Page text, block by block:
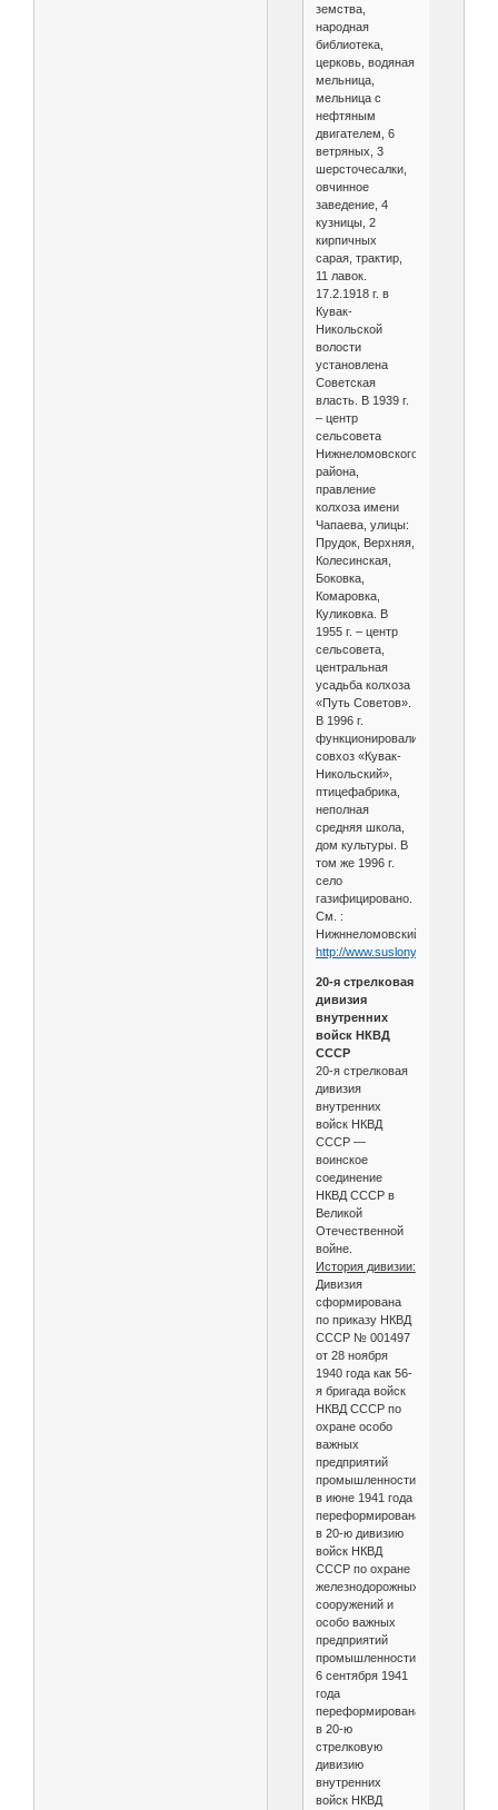
земства,
народная
библиотека,
церковь, водяная
мельница,
мельница с
нефтяным
двигателем, 6
ветряных, 3
шерсточесалки,
овчинное
заведение, 4
кузницы, 2
кирпичных
сарая, трактир,
11 лавок.
17.2.1918 г. в
Кувак-
Никольской
волости
установлена
Советская
власть. В 1939 г.
– центр
сельсовета
Нижнеломовского
района,
правление
колхоза имени
Чапаева, улицы:
Прудок, Верхняя,
Колесинская,
Боковка,
Комаровка,
Куликовка. В
1955 г. – центр
сельсовета,
центральная
усадьба колхоза
«Путь Советов».
В 1996 г.
функционировали
совхоз «Кувак-
Никольский»,
птицефабрика,
неполная
средняя школа,
дом культуры. В
том же 1996 г.
село
газифицировано.
См. :
Нижннеломовский2
http://www.suslony.ru/
20-я стрелковая
дивизия
внутренних
войск НКВД
СССР
20-я стрелковая
дивизия
внутренних
войск НКВД
СССР —
воинское
соединение
НКВД СССР в
Великой
Отечественной
войне.
История дивизии:
Дивизия
сформирована
по приказу НКВД
СССР № 001497
от 28 ноября
1940 года как 56-
я бригада войск
НКВД СССР по
охране особо
важных
предприятий
промышленности,
в июне 1941 года
переформирована
в 20-ю дивизию
войск НКВД
СССР по охране
железнодорожных
сооружений и
особо важных
предприятий
промышленности,
6 сентября 1941
года
переформирована
в 20-ю
стрелковую
дивизию
внутренних
войск НКВД